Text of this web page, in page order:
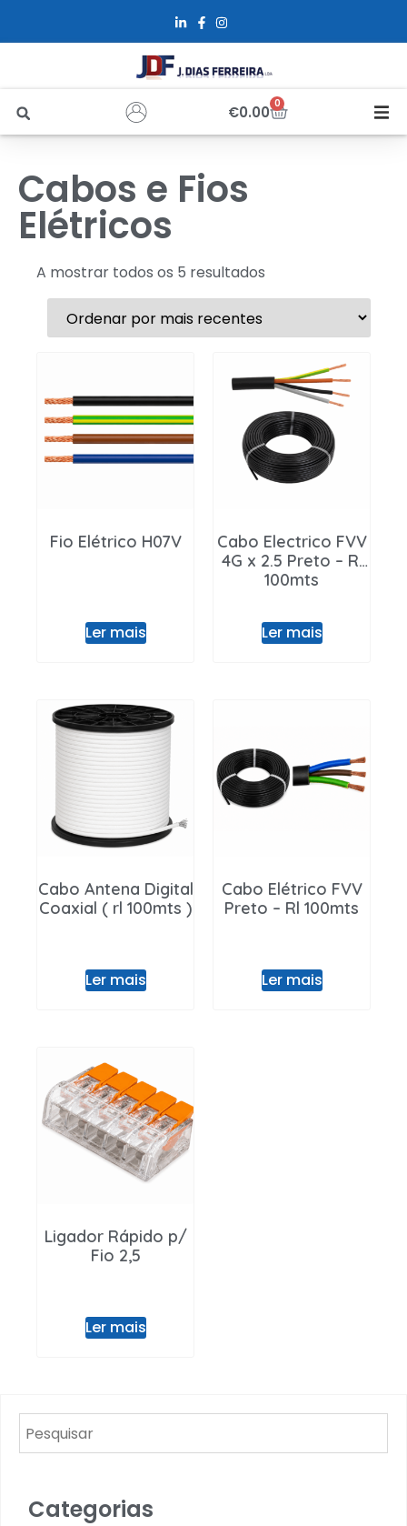
€0.00 0
Sobre Nós
Alfus
Contactos
Entrar / Registar
Cabos e Fios
Elétricos
A mostrar todos os 5 resultados
Fio Elétrico H07V
Ler mais
Cabo Electrico FVV
4G x 2.5 Preto – Rl
100mts
Ler mais
Cabo Antena Digital
Coaxial ( rl 100mts )
Ler mais
Cabo Elétrico FVV
Preto – Rl 100mts
Ler mais
Ligador Rápido p/
Fio 2,5
Ler mais
Categorias